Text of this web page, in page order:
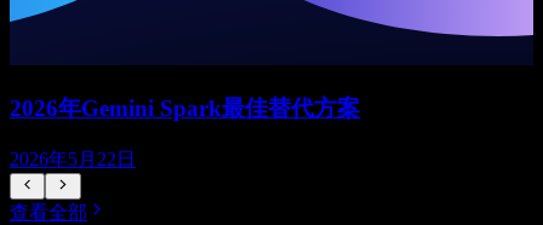
2026年Gemini Spark最佳替代方案
2026年5月22日
查看全部